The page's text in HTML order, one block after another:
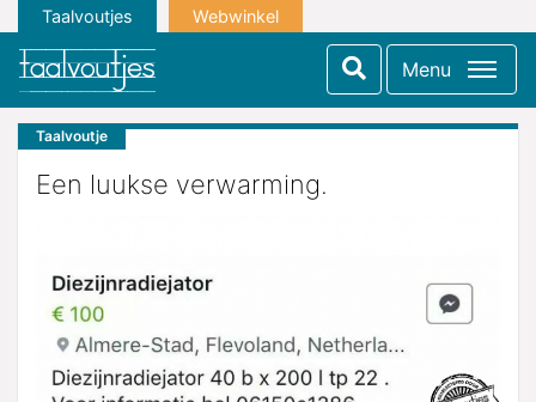
Taalvoutjes Webwinkel
Menu
Taalvoutje
Een luukse verwarming.